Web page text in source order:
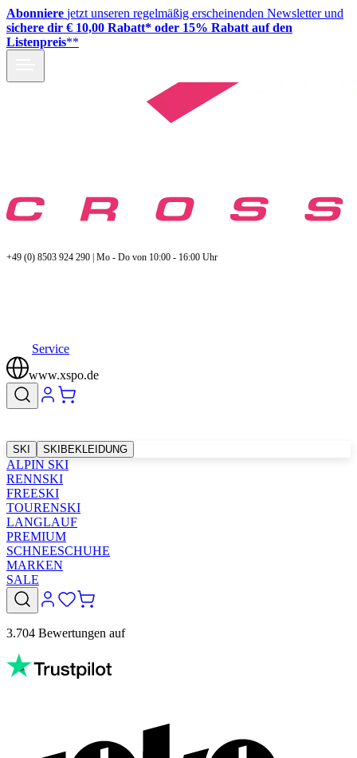
Abonniere jetzt unseren regelmäßig erscheinenden Newsletter und
sichere dir € 10,00 Rabatt* oder 15% Rabatt auf den
Listenpreis**
+49 (0) 8503 924 290 | Mo - Do von 10:00 - 16:00 Uhr
Service
www.xspo.de
SKI SKIBEKLEIDUNG
ALPIN SKI
RENNSKI
FREESKI
TOURENSKI
LANGLAUF
PREMIUM
SCHNEESCHUHE
MARKEN
SALE
3.704 Bewertungen auf